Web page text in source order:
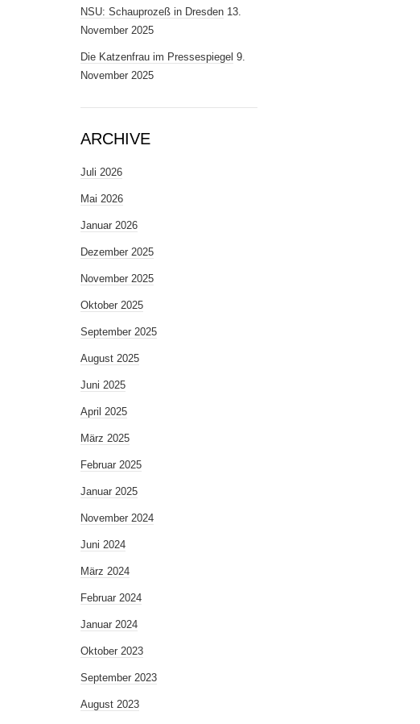
NSU: Schauprozeß in Dresden 13.
November 2025
Die Katzenfrau im Pressespiegel 9.
November 2025
ARCHIVE
Juli 2026
Mai 2026
Januar 2026
Dezember 2025
November 2025
Oktober 2025
September 2025
August 2025
Juni 2025
April 2025
März 2025
Februar 2025
Januar 2025
November 2024
Juni 2024
März 2024
Februar 2024
Januar 2024
Oktober 2023
September 2023
August 2023